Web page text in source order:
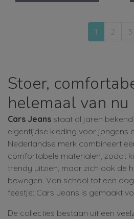
1 2 3
Stoer,
helemaal van nu
Cars Jeans staat al jaren bekend
eigentijdse kleding voor jongens
Nederlandse merk combineert
comfortabele materialen, zodat
trendy uitzien, maar zich ook de
bewegen. Van school tot een
feestje: Cars Jeans is gemaakt
De collecties bestaan uit een